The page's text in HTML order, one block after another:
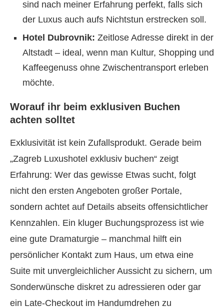
sind nach meiner Erfahrung perfekt, falls sich
der Luxus auch aufs Nichtstun erstrecken soll.
Hotel Dubrovnik: Zeitlose Adresse direkt in der
Altstadt – ideal, wenn man Kultur, Shopping und
Kaffeegenuss ohne Zwischentransport erleben
möchte.
Worauf ihr beim exklusiven Buchen
achten solltet
Exklusivität ist kein Zufallsprodukt. Gerade beim
„Zagreb Luxushotel exklusiv buchen“ zeigt
Erfahrung: Wer das gewisse Etwas sucht, folgt
nicht den ersten Angeboten großer Portale,
sondern achtet auf Details abseits offensichtlicher
Kennzahlen. Ein kluger Buchungsprozess ist wie
eine gute Dramaturgie – manchmal hilft ein
persönlicher Kontakt zum Haus, um etwa eine
Suite mit unvergleichlicher Aussicht zu sichern, um
Sonderwünsche diskret zu adressieren oder gar
ein Late-Checkout im Handumdrehen zu